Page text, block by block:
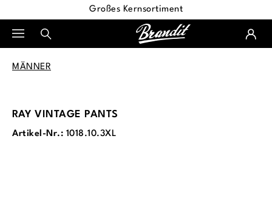
Großes Kernsortiment
MÄNNER
RAY VINTAGE PANTS
Artikel-Nr.: 1018.10.3XL